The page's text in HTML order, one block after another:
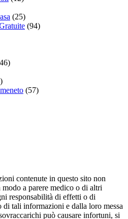
(25)
(94)
(57)
contenute in questo sito non
a parere medico o di altri
responsabilità di effetti o di
di tali informazioni e dalla loro messa
può causare infortuni, si